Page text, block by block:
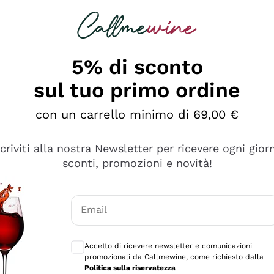
diversi e con un ampio range di prezzo. Le
5% di sconto
sul tuo primo ordine
con un carrello minimo di 69,00 €
alla nostra Newsletter per ricevere ogni
sconti, promozioni e novità!
Email
Accetto di ricevere newsletter e comunicazioni
promozionali da Callmewine, come richiesto dalla
Politica sulla riservatezza